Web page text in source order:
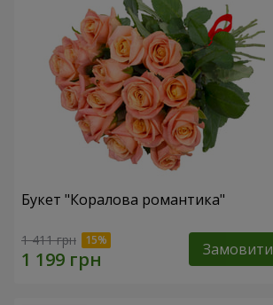
Букет "Коралова романтика"
1 411 грн Замовити